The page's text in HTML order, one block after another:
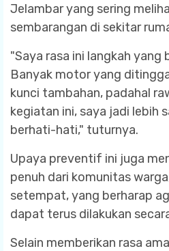
Jelambar yang sering
sembarangan di sekitar
"Saya rasa ini langkah yang
Banyak motor yang
kunci tambahan, padahal
kegiatan ini, saya jadi lebih
berhati-hati," tuturnya.
Upaya preventif ini juga
penuh dari komunitas
setempat, yang berharap
dapat terus dilakukan
Selain memberikan rasa